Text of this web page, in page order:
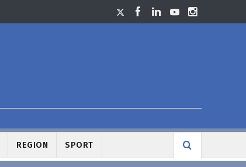
REGION SPORT